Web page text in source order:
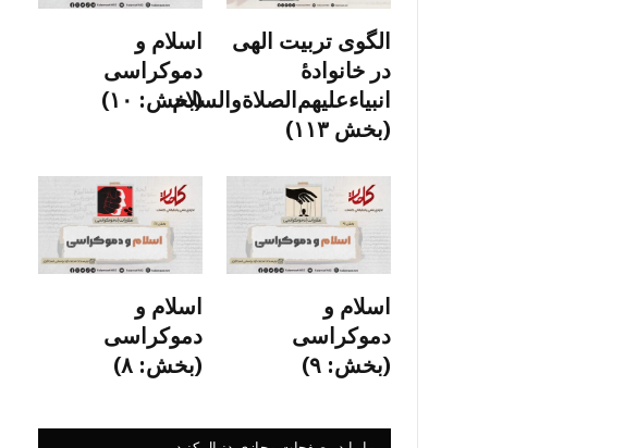
الگوی تربیت الهی
در خانوادۀ
انبیاءعلیهم‌الصلاةو‌السلام
(بخش ۱۱۳)
اسلام و
دموکراسی
(بخش: ۱۰)
اسلام و
دموکراسی
(بخش: ۹)
اسلام و
دموکراسی
(بخش: ۸)